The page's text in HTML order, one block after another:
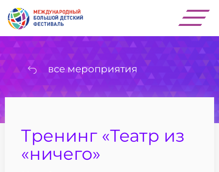
все мероприятия
Тренинг «Театр из
«ничего»